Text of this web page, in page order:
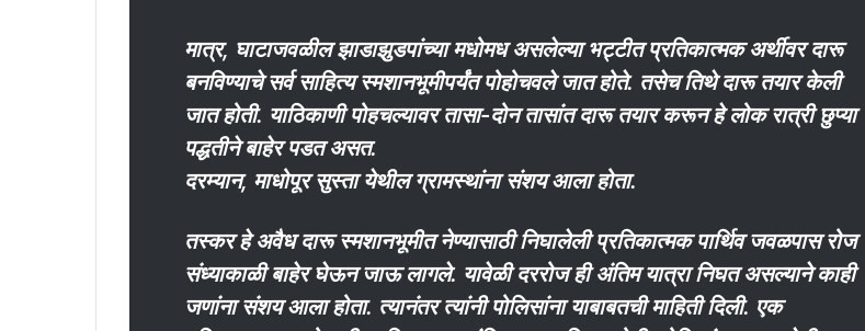
मात्र, घाटाजवळील झाडाझुडपांच्या मधोमध असलेल्या भट्टीत प्रतिकात्मक अर्थीवर दारू
बनविण्याचे सर्व साहित्य स्मशानभूमीपर्यंत पोहोचवले जात होते. तसेच तिथे दारू तयार केली
जात होती. याठिकाणी पोहचल्यावर तासा-दोन तासांत दारू तयार करून हे लोक रात्री छुप्या
पद्धतीने बाहेर पडत असत.
दरम्यान, माधोपूर सुस्ता येथील ग्रामस्थांना संशय आला होता.
तस्कर हे अवैध दारू स्मशानभूमीत नेण्यासाठी निघालेली प्रतिकात्मक पार्थिव जवळपास रोज
संध्याकाळी बाहेर घेऊन जाऊ लागले. यावेळी दररोज ही अंतिम यात्रा निघत असल्याने काही
जणांना संशय आला होता. त्यानंतर त्यांनी पोलिसांना याबाबतची माहिती दिली. एक